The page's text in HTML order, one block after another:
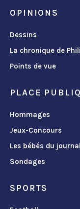
OPINIONS
Dessins
La chronique de
Points de vue
PLACE
Hommages
Jeux-Concours
Les bébés du journal
Sondages
SPORTS